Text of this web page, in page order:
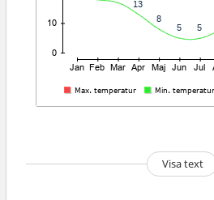
Visa text